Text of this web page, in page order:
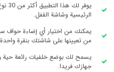
الرئيسية وشاشة القفل.
يمكنك من اختيار أي إضاءة حواف
من تعيينها على شاشتك بنقرة
يسمح لك بوضع خلفيات رائعة حية
جهازك فريدا.